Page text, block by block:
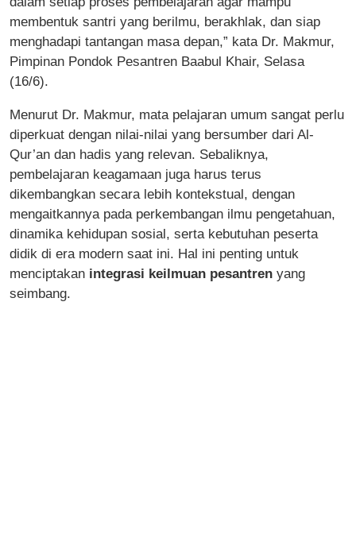
membentuk santri yang berilmu, berakhlak, dan siap
menghadapi tantangan masa depan,” kata Dr. Makmur,
Pimpinan Pondok Pesantren Baabul Khair, Selasa
(16/6).
Menurut Dr. Makmur, mata pelajaran umum sangat perlu
diperkuat dengan nilai-nilai yang bersumber dari Al-
Qur’an dan hadis yang relevan. Sebaliknya,
pembelajaran keagamaan juga harus terus
dikembangkan secara lebih kontekstual, dengan
mengaitkannya pada perkembangan ilmu pengetahuan,
dinamika kehidupan sosial, serta kebutuhan peserta
didik di era modern saat ini. Hal ini penting untuk
menciptakan integrasi keilmuan pesantren yang
seimbang.